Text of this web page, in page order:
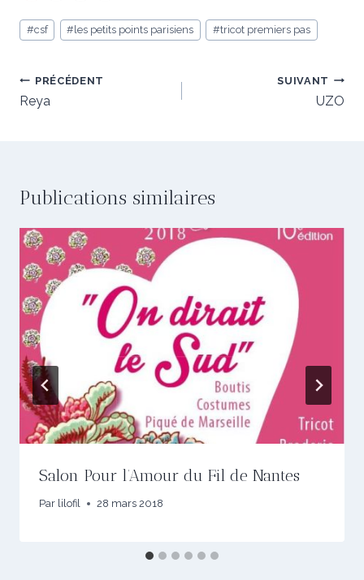
Étiquettes
de
#csf #les petits points parisiens #tricot premiers pas
Navigation
de
PRÉCÉDENT
Reya
SUIVANT
UZO
Publications similaires
Salon Pour l’Amour du Fil de Nantes
Par lilofil 28 mars 2018